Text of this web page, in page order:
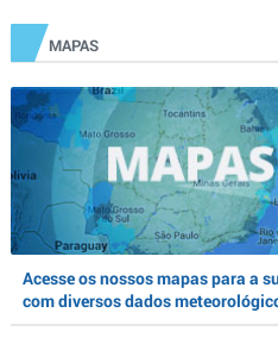
MAPAS
Acesse os nossos mapas para a
com diversos dados